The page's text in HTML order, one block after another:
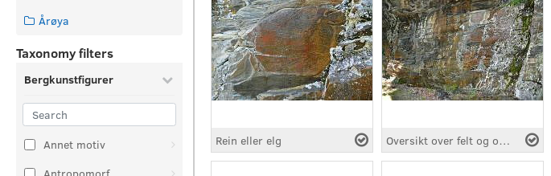
Årøya
Taxonomy filters
Bergkunstfigurer
Annet motiv
Antropomorf
Rein eller elg Oversikt over felt og område